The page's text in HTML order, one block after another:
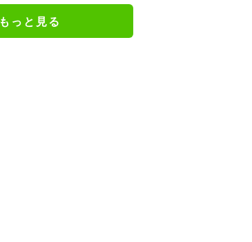
もっと見る